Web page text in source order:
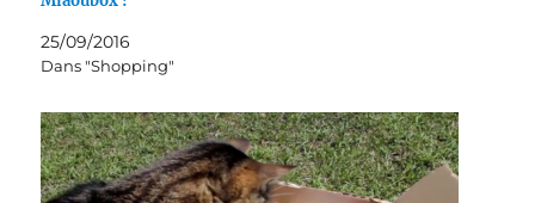
25/09/2016
Dans "Shopping"